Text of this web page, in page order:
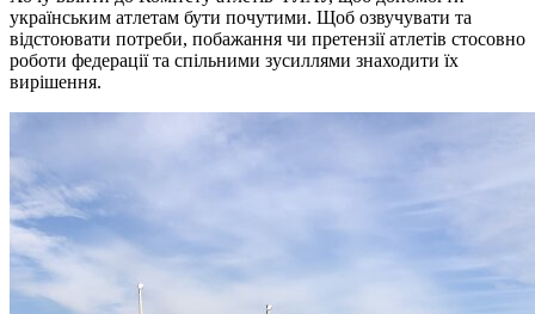
українським атлетам бути почутими. Щоб озвучувати та
відстоювати потреби, побажання чи претензії атлетів стосовно
роботи федерації та спільними зусиллями знаходити їх
вирішення.